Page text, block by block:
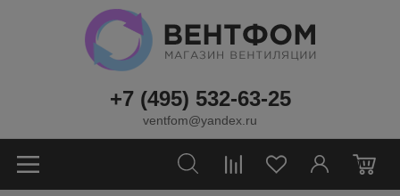
+7 (495) 532-63-25
ventfom@yandex.ru
0